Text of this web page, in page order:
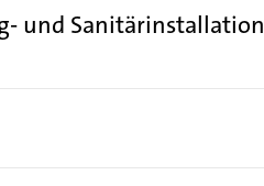
und Sanitärinstallation